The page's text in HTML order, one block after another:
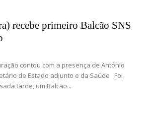
recebe primeiro Balcão SNS
contou com a presença de António
de Estado adjunto e da Saúde Foi
tarde, um Balcão...